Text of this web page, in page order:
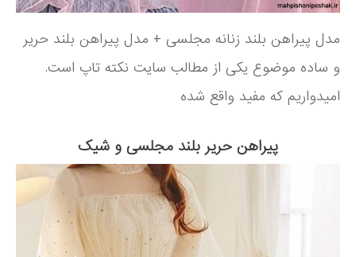
مدل پیراهن بلند زنانه مجلسی + مدل پیراهن بلند حریر
و ساده موضوع یکی از مطالب سایت نکته تاپ است.
امیدواریم که مفید واقع شده
پیراهن حریر بلند مجلسی و شیک